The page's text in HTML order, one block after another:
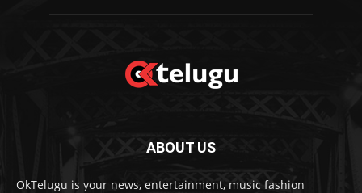
ABOUT US
OkTelugu is your news, entertainment, music fashion